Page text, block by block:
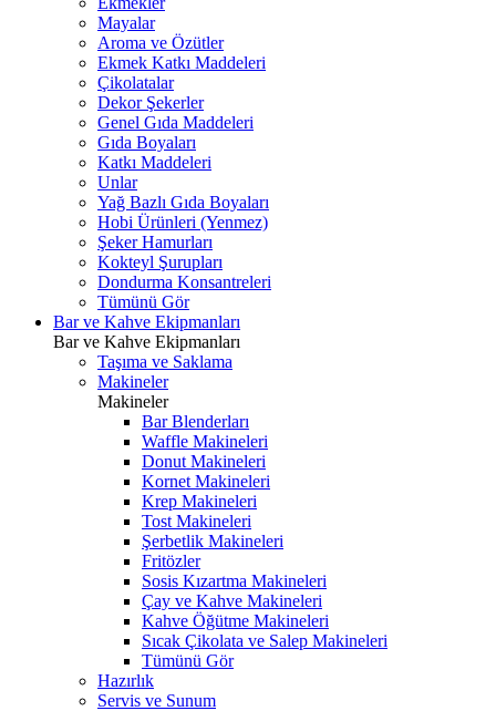
Mayalar
Aroma ve Özütler
Ekmek Katkı Maddeleri
Çikolatalar
Dekor Şekerler
Genel Gıda Maddeleri
Gıda Boyaları
Katkı Maddeleri
Unlar
Yağ Bazlı Gıda Boyaları
Hobi Ürünleri (Yenmez)
Şeker Hamurları
Kokteyl Şurupları
Dondurma Konsantreleri
Tümünü Gör
Bar ve Kahve Ekipmanları
Bar ve Kahve Ekipmanları
Taşıma ve Saklama
Makineler
Makineler
Bar Blenderları
Waffle Makineleri
Donut Makineleri
Kornet Makineleri
Krep Makineleri
Tost Makineleri
Şerbetlik Makineleri
Fritözler
Sosis Kızartma Makineleri
Çay ve Kahve Makineleri
Kahve Öğütme Makineleri
Sıcak Çikolata ve Salep Makineleri
Tümünü Gör
Hazırlık
Servis ve Sunum